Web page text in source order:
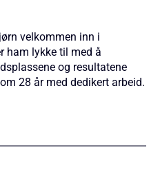
velkommen inn i
ham lykke til med å
og resultatene
28 år med dedikert arbeid.